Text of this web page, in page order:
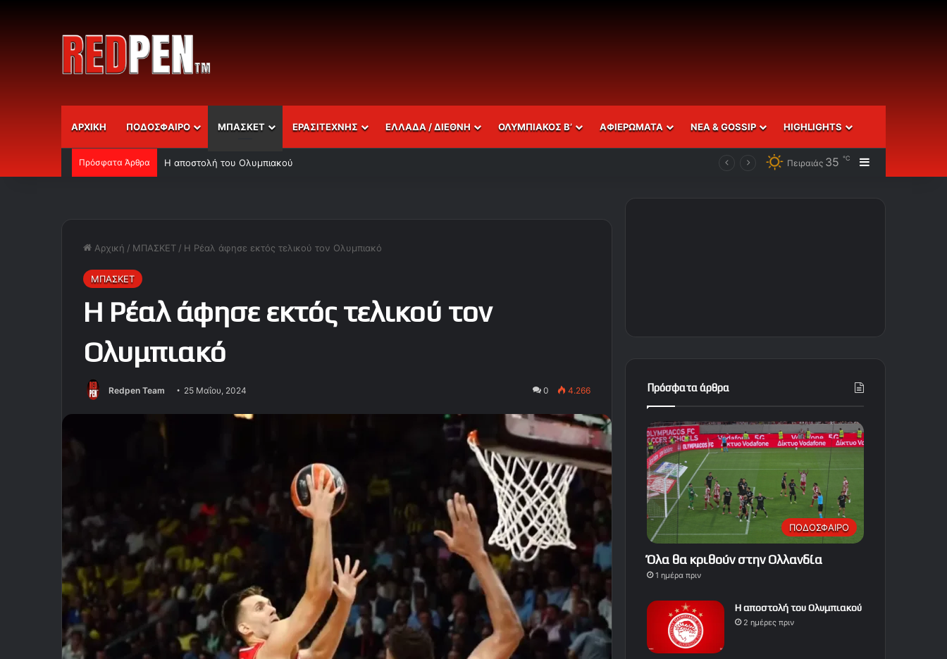
ΑΡΧΙΚΗ ΠΟΔΟΣΦΑΙΡΟ ΜΠΑΣΚΕΤ ΕΡΑΣΙΤΕΧΝΗΣ ΕΛΛΑΔΑ / ΔΙΕΘΝΗ ΟΛΥΜΠΙΑΚΟΣ Β’ ΑΦΙΕΡΩΜΑΤΑ ΝΕΑ & GOSSIP HIGHLIGHTS
Πρόσφατα Άρθρα Η αποστολή του Ολυμπιακού Πειραιάς 35 ℃ Sidebar
Αρχική / ΜΠΑΣΚΕΤ / Η Ρέαλ άφησε εκτός τελικού τον Ολυμπιακό
ΜΠΑΣΚΕΤ
Η Ρέαλ άφησε εκτός τελικού τον
Ολυμπιακό
Redpen Team 25 Μαΐου, 2024 0 4.266 Πρόσφατα άρθρα
ΠΟΔΟΣΦΑΙΡΟ
Όλα θα κριθούν στην Ολλανδία
1 ημέρα πριν
Η αποστολή του Ολυμπιακού
2 ημέρες πριν